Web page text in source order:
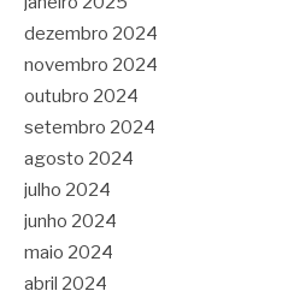
dezembro 2024
novembro 2024
outubro 2024
setembro 2024
agosto 2024
julho 2024
junho 2024
maio 2024
abril 2024